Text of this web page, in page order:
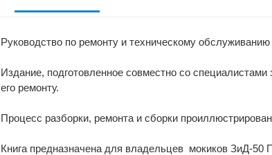
Руководство по ремонту и техническому
Издание, подготовленное совместно со
его ремонту.
Процесс разборки, ремонта и сборки
Книга предназначена для владельцев мокиков ЗиД-50